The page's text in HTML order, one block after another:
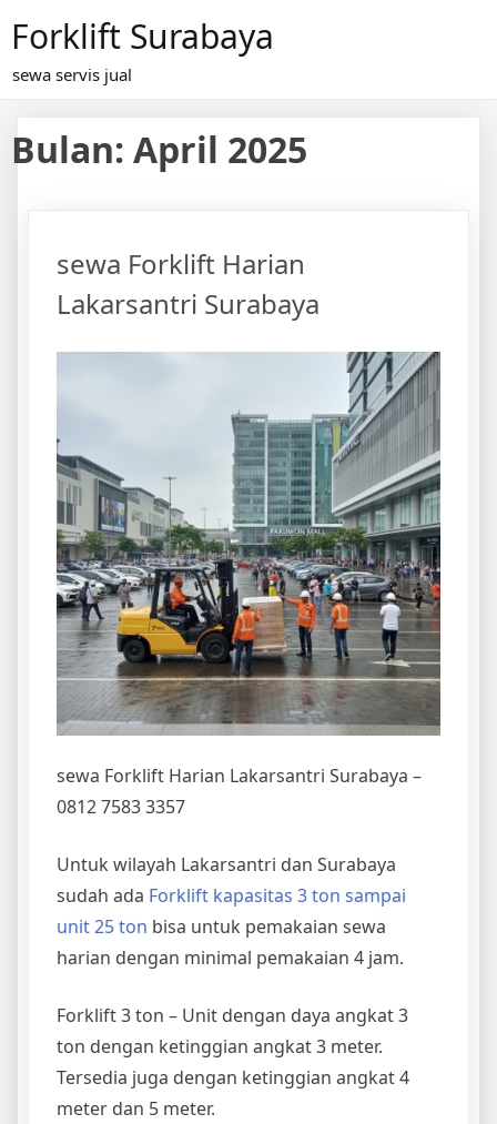
Forklift Surabaya
sewa servis jual
Bulan: April 2025
sewa Forklift Harian
Lakarsantri Surabaya
sewa Forklift Harian Lakarsantri Surabaya –
0812 7583 3357
Untuk wilayah Lakarsantri dan Surabaya
sudah ada Forklift kapasitas 3 ton sampai
unit 25 ton bisa untuk pemakaian sewa
harian dengan minimal pemakaian 4 jam.
Forklift 3 ton – Unit dengan daya angkat 3
ton dengan ketinggian angkat 3 meter.
Tersedia juga dengan ketinggian angkat 4
meter dan 5 meter.